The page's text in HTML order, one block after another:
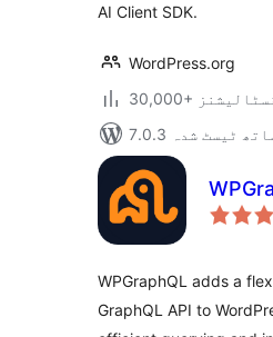
AI Client SDK.
WordPress.org
انسٹالیشنز
ساتھ ٹیسٹ شدہ
WPGraphQL adds a
GraphQL API to